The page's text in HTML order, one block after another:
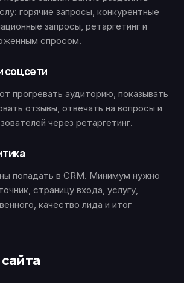
горячие запросы, конкурентные
запросы, ретаргетинг и
спросом.
соцсети
прогревать аудиторию, показывать
отзывы, отвечать на вопросы и
через ретаргетинг.
попадать в CRM. Минимум нужно
страницу входа, услугу,
качество лида и итог